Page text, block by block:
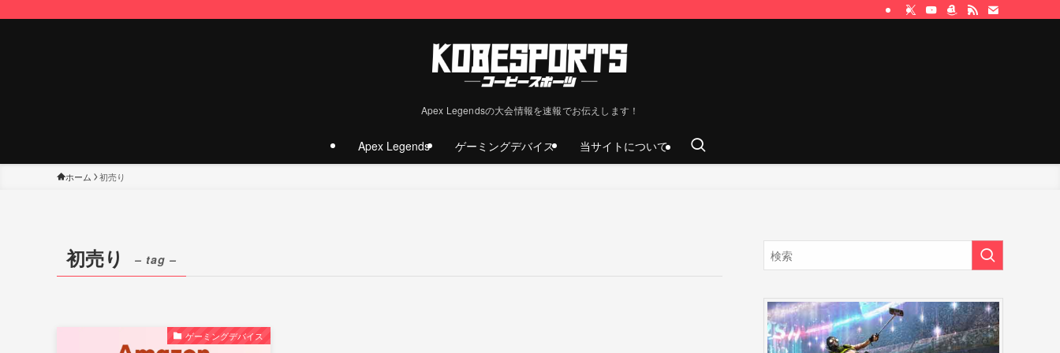
Apex Legendsの大会情報を速報でお伝えします！
Apex Legends ゲーミングデバイス 当サイトについて
ホーム 初売り
初売り – tag –
ゲーミングデバイス